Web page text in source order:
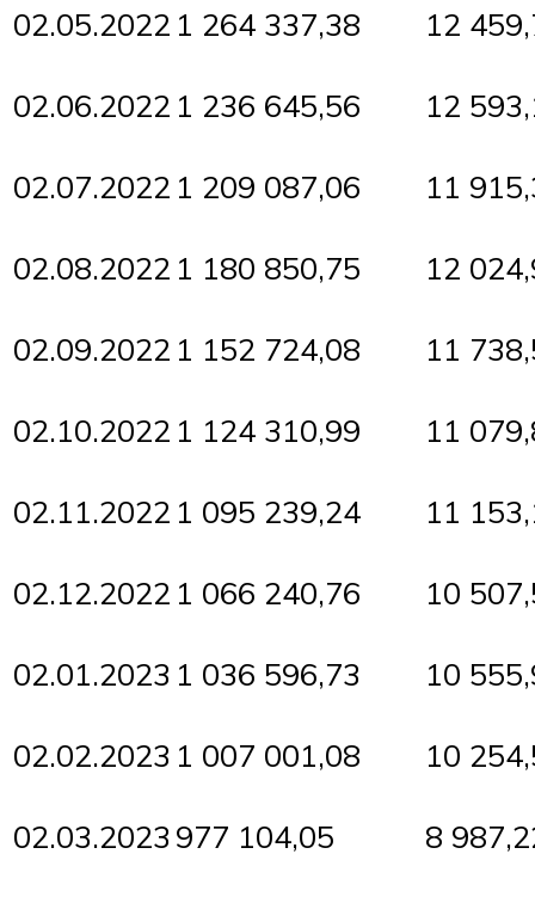
02.05.2022 1 264 337,38 12
02.06.2022 1 236 645,56 12
02.07.2022 1 209 087,06 11
02.08.2022 1 180 850,75 12
02.09.2022 1 152 724,08 11
02.10.2022 1 124 310,99 11
02.11.2022 1 095 239,24 11
02.12.2022 1 066 240,76 10
02.01.2023 1 036 596,73 10
02.02.2023 1 007 001,08 10
02.03.2023 977 104,05 8